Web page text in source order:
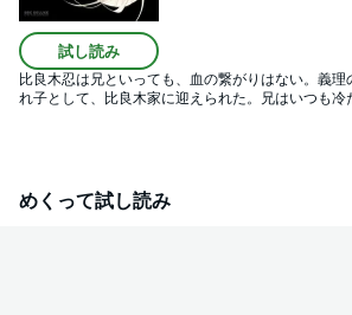
試し読み
比良木忍は兄といっても、血の繋がりはない。義
れ子として、比良木家に迎えられた。兄はいつも
た衝撃作。 ※『薫りの継承【上下巻セット・単行本未収録イラスト付】』も
配信中です。重複購入にご注意ください。
めくって試し読み